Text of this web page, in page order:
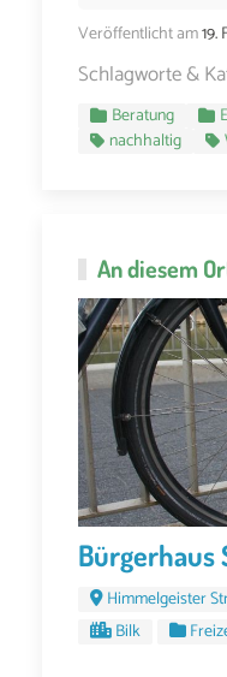
Veröffentlicht am19.
Schlagworte &
Beratung
nachhaltig
An diesem
Bürgerhaus
Himmelgeister
Bilk